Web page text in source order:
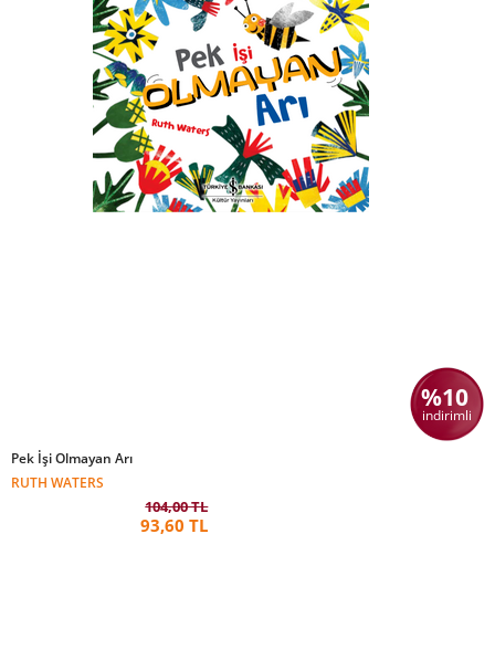
%10
indirimli
Pek İşi Olmayan Arı
RUTH WATERS
104,00 TL
93,60 TL